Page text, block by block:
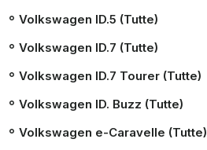
Volkswagen ID.5 (Tutte)
Volkswagen ID.7 (Tutte)
Volkswagen ID.7 Tourer (Tutte)
Volkswagen ID. Buzz (Tutte)
Volkswagen e-Caravelle (Tutte)